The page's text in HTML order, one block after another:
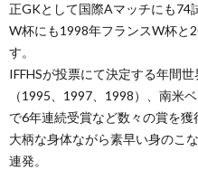
正GKとして国際Aマッチにも74
W杯にも1998年フランスW杯と
す。
IFFHSが投票にて決定する年間
（1995、1997、1998）、南米
で6年連続受賞など数々の賞を獲
大柄な身体ながら素早い身のこ
連発。